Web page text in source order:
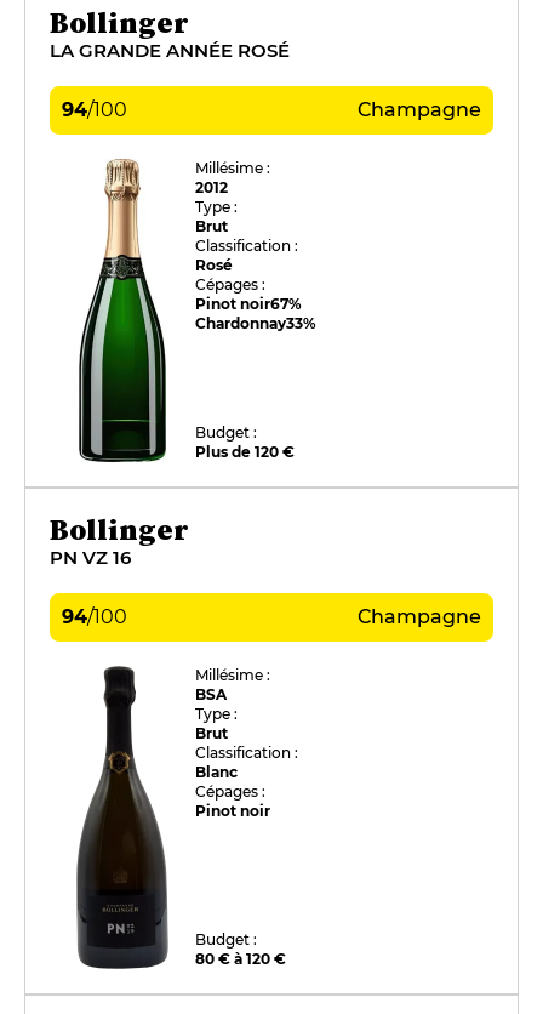
Bollinger
LA GRANDE ANNÉE ROSÉ
94/100 Champagne
Millésime :
2012
Type :
Brut
Classification :
Rosé
Cépages :
Pinot noir67%
Chardonnay33%
Budget :
Plus de 120 €
Bollinger
PN VZ 16
94/100 Champagne
Millésime :
BSA
Type :
Brut
Classification :
Blanc
Cépages :
Pinot noir
Budget :
80 € à 120 €